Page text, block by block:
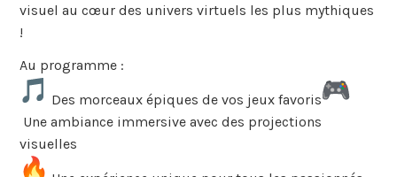
visuel au cœur des univers virtuels les plus mythiques
!
Au programme :
Des morceaux épiques de vos jeux favoris
Une ambiance immersive avec des projections
visuelles